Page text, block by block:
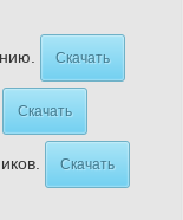
Скачать
Скачать
Скачать